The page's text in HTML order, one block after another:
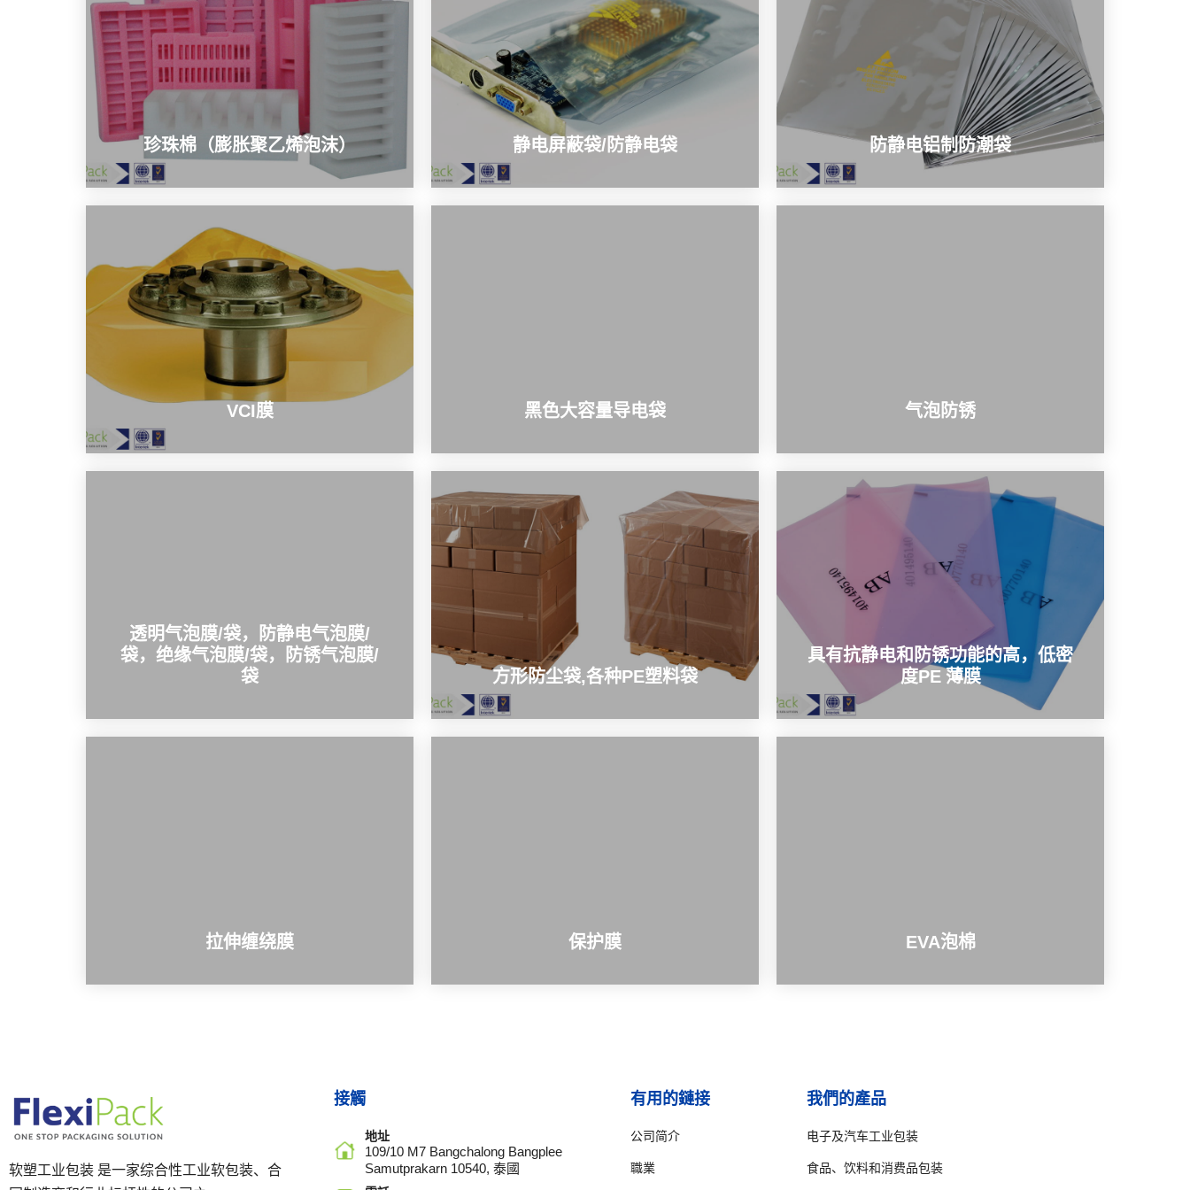
珍珠棉（膨胀聚乙烯泡沫） 静电屏蔽袋/防静电袋 防静电铝制防潮袋
VCI膜 黑色大容量导电袋 气泡防锈
透明气泡膜/袋，防静电气泡膜/
袋，绝缘气泡膜/袋，防锈气泡膜/
袋
方形防尘袋,各种PE塑料袋
具有抗静电和防锈功能的高，低密
度PE 薄膜
拉伸缠绕膜 保护膜 EVA泡棉
软塑工业包装 是一家综合性工业软包装、合
接觸
地址
109/10 M7 Bangchalong Bangplee
Samutprakarn 10540, 泰國
有用的鏈接
公司简介
職業
我們的產品
电子及汽车工业包装
食品、饮料和消费品包装